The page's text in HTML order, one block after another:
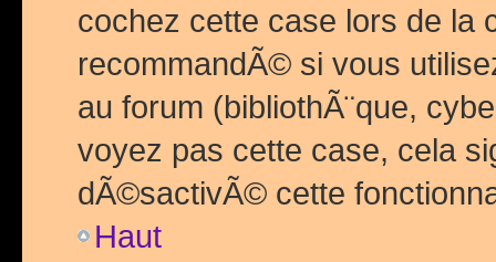
cochez cette case lors de
recommandÃ© si vous
au forum (bibliothÃ¨que,
voyez pas cette case, cela
dÃ©sactivÃ© cette
Haut